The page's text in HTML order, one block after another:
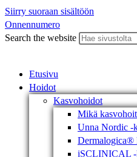
Siirry suoraan sisältöön
Onnennumero
Search the website
Etusivu
Hoidot
Kasvohoidot
Mikä
Unna Nordic -
Dermalogica®
iSCLINICAL -